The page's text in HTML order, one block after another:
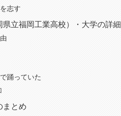
志す
立福岡工業高校）・大学の詳細
踊っていた
まとめ